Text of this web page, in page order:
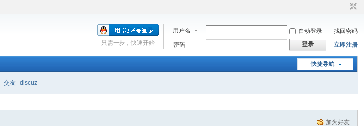
用户名 自动登录
找回密码
密码
登录 立即注册
只需一步，快速开始
快捷导航
交友 discuz
加为好友